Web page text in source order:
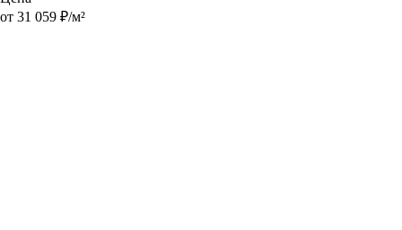
от 31 059 ₽/м²